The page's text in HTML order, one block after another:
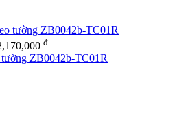
đ
ZB0042b-TC01R